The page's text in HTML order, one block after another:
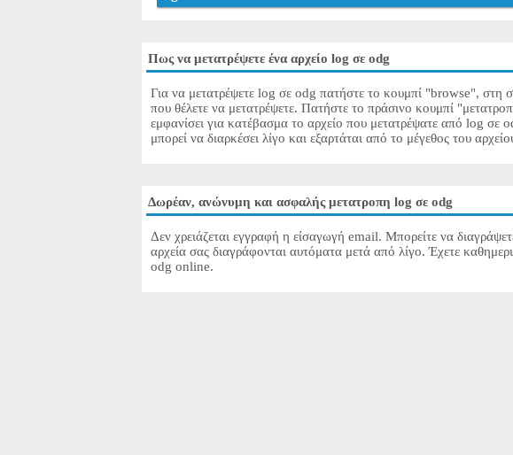
Πως να μετατρέψετε ένα αρχείο log σε odg
Για να μετατρέψετε log σε odg πατήστε το κουμπί "browse", στη
που θέλετε να μετατρέψετε. Πατήστε το πράσινο κουμπί
εμφανίσει για κατέβασμα το αρχείο που μετατρέψατε από log σε
μπορεί να διαρκέσει λίγο και εξαρτάται από το μέγεθος του
Δωρέαν, ανώνυμη και ασφαλής μετατροπη log σε odg
Δεν χρειάζεται εγγραφή η είσαγωγή email. Μπορείτε να
αρχεία σας διαγράφονται αυτόματα μετά από λίγο. Έχετε
odg online.